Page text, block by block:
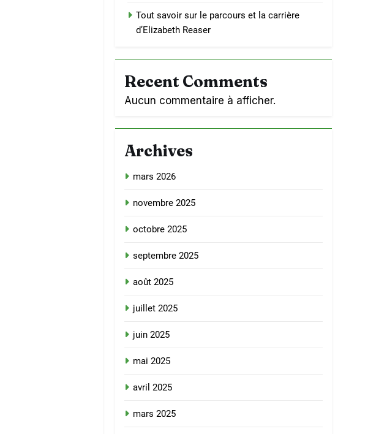
Tout savoir sur le parcours et la carrière
d’Elizabeth Reaser
Recent Comments
Aucun commentaire à afficher.
Archives
mars 2026
novembre 2025
octobre 2025
septembre 2025
août 2025
juillet 2025
juin 2025
mai 2025
avril 2025
mars 2025